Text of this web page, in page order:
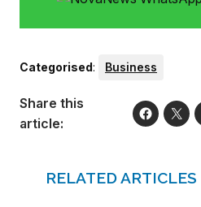
Categorised: Business
Share this
article:
RELATED ARTICLES